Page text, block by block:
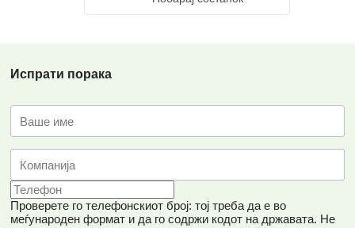
Испрати порака
Проверете го телефонскиот број: тој треба да е во
меѓународен формат и да го содржи кодот на државата. Не